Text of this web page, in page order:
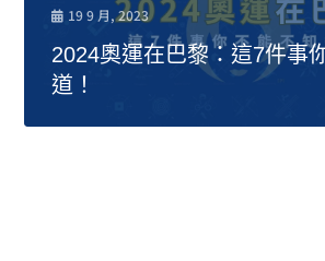
19 9 月, 2023
2024奧運在巴黎：這7件事
道！